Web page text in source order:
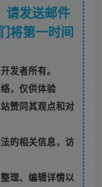
请发送邮件
将第一时间
发者所有。
，仅供体验
赞同其观点和对
的相关信息，访
理、编辑详情以